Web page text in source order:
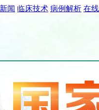
闻 临床技术 病例解析 在